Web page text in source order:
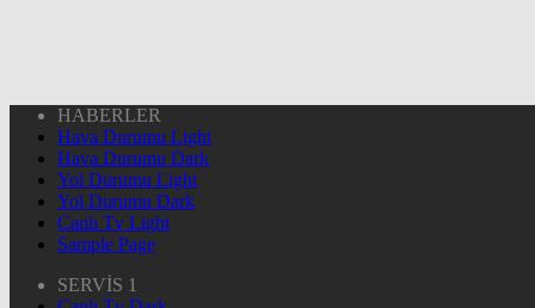
HABERLER
Hava Durumu Light
Hava Durumu Dark
Yol Durumu Light
Yol Durumu Dark
Canlı Tv Light
Sample Page
SERVİS 1